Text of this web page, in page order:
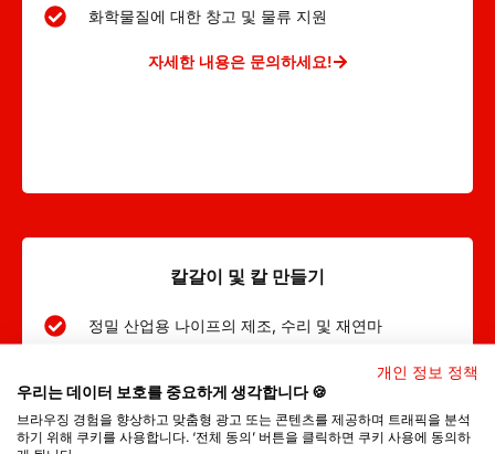
화학물질에 대한 창고 및 물류 지원
자세한 내용은 문의하세요!
칼갈이 및 칼 만들기
정밀 산업용 나이프의 제조, 수리 및 재연마
다양한 산업 분야의 광범위한 애플리케이션
개인 정보 정책
우리는 데이터 보호를 중요하게 생각합니다 🍪
브라우징 경험을 향상하고 맞춤형 광고 또는 콘텐츠를 제공하며 트래픽을 분석
하기 위해 쿠키를 사용합니다. ‘전체 동의’ 버튼을 클릭하면 쿠키 사용에 동의하